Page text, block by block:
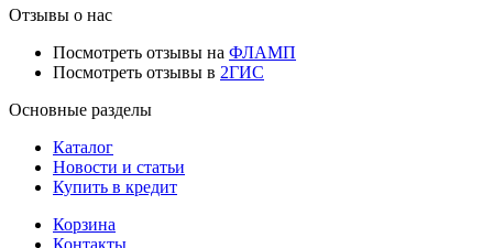
Отзывы о нас
Посмотреть отзывы на ФЛАМП
Посмотреть отзывы в 2ГИС
Основные разделы
Каталог
Новости и статьи
Купить в кредит
Корзина